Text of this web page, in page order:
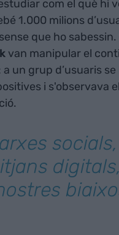
com el què hi
1.000 milions
que ho
van manipular el
un grup d’usuaris
i s'observava